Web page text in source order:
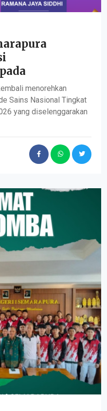
menorehkan
Sains Nasional Tingkat
yang diselenggarakan